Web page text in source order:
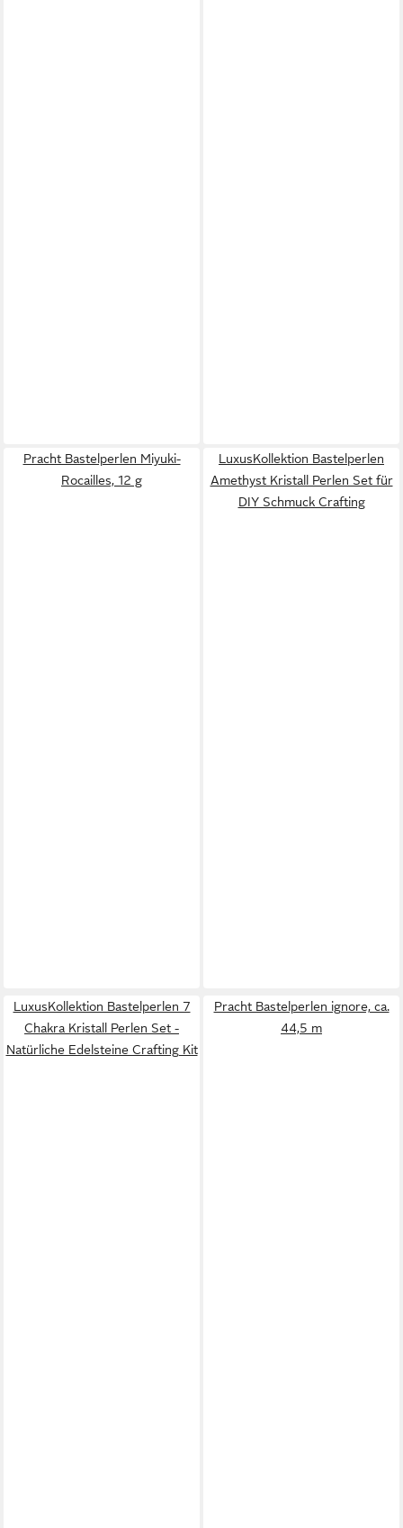
Pracht Bastelperlen Miyuki-
Rocailles, 12 g
LuxusKollektion Bastelperlen
Amethyst Kristall Perlen Set für
DIY Schmuck Crafting
LuxusKollektion Bastelperlen 7
Chakra Kristall Perlen Set -
Natürliche Edelsteine Crafting Kit
Pracht Bastelperlen ignore, ca.
44,5 m